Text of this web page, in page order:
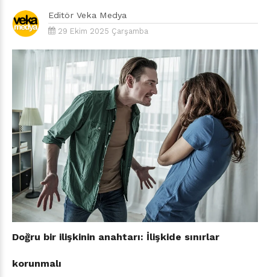
Editör Veka Medya
29 Ekim 2025 Çarşamba
Doğru bir ilişkinin anahtarı: İlişkide sınırlar
korunmalı